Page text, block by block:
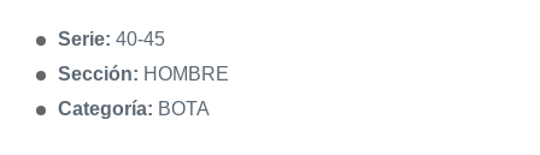
Serie: 40-45
Sección: HOMBRE
Categoría: BOTA